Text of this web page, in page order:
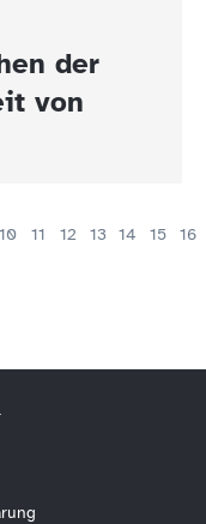
der
von
10 11 12 13 14 15 16